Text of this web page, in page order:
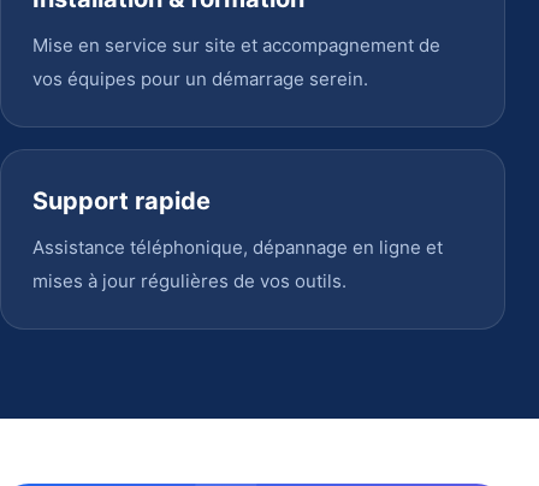
Mise en service sur site et accompagnement de
vos équipes pour un démarrage serein.
Support rapide
Assistance téléphonique, dépannage en ligne et
mises à jour régulières de vos outils.